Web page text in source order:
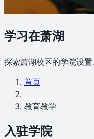
学习在萧湖
探索萧湖校区的学院设
首页
教育教学
入驻学院